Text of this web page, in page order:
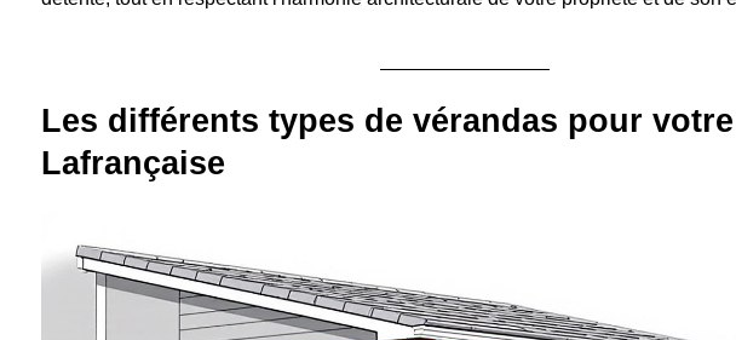
Les différents types de vérandas pour
Lafrançaise